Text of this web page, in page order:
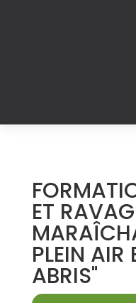
ET
PLEIN AIR
ABRIS"